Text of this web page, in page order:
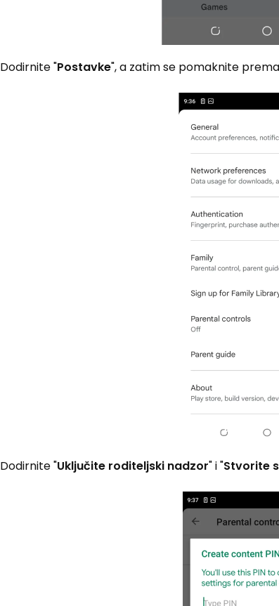
Dodirnite "Postavke", a zatim se pomaknite
Dodirnite "Uključite roditeljski nadzor" i "Stvorite